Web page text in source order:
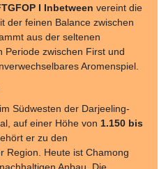
I Inbetween vereint die
der feinen Balance zwischen
aus der seltenen
Periode zwischen First und
Aromenspiel.
Südwesten der Darjeeling-
auf einer Höhe von 1.150 bis
er zu den
Region. Heute ist Chamong